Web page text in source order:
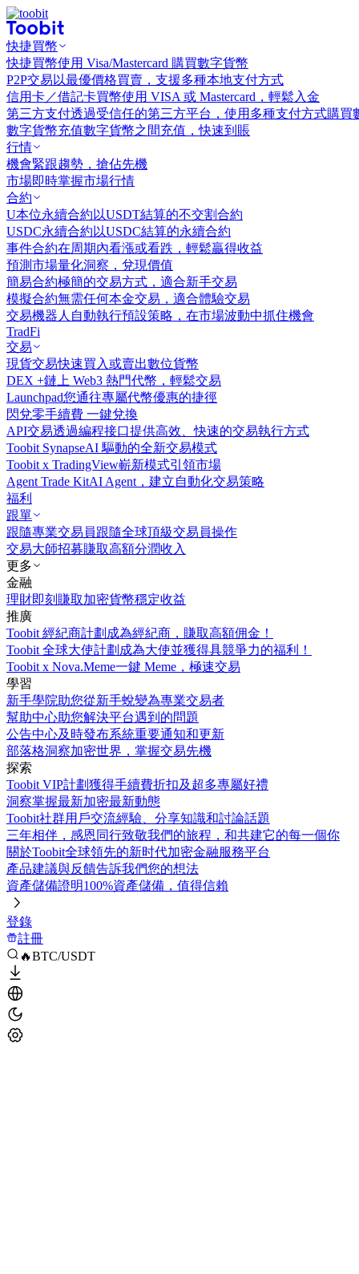
快捷買幣
快捷買幣使用 Visa/Mastercard 購買數字貨幣
P2P交易 以最優價格買賣，支援多種本地支付方式
信用卡／借記卡買幣使用 VISA 或 Mastercard，輕鬆入金
第三方支付透過受信任的第三方平台，使用多種支付方式購買
數字貨幣充值數字貨幣之間充值，快速到賬
行情
機會緊跟趨勢，搶佔先機
市場即時掌握市場行情
合約
U本位永續合約 以USDT結算的不交割合約
USDC永續合約 以USDC結算的永續合約
事件合約在周期內看漲或看跌，輕鬆贏得收益
預測市場量化洞察，兌現價值
簡易合約極簡的交易方式，適合新手交易
模擬合約無需任何本金交易，適合體驗交易
交易機器人 自動執行預設策略，在市場波動中抓住機會
TradFi
交易
現貨交易快速買入或賣出數位貨幣
DEX +鏈上 Web3 熱門代幣，輕鬆交易
Launchpad您通往專屬代幣優惠的捷徑
閃兌零手續費 一鍵兌換
API交易透過編程接口提供高效、快速的交易執行方式
Toobit SynapseAI 驅動的全新交易模式
Toobit x TradingView嶄新模式引領市場
Agent Trade KitAI Agent，建立自動化交易策略
福利
跟單
跟隨專業交易員跟隨全球頂級交易員操作
交易大師招募賺取高額分潤收入
更多
金融
理財即刻賺取加密貨幣穩定收益
推廣
Toobit 經紀商計劃 成為經紀商，賺取高額佣金！
Toobit 全球大使計劃 成為大使並獲得具競爭力的福利！
Toobit x Nova.Meme一鍵 Meme，極速交易
學習
新手學院助您從新手蛻變為專業交易者
幫助中心助您解決平台遇到的問題
公告中心及時發布系統重要通知和更新
部落格洞察加密世界，掌握交易先機
探索
Toobit VIP計劃獲得手續費折扣及超多專屬好禮
洞察掌握最新加密最新動態
Toobit社群用戶交流經驗、分享知識和討論話題
三年相伴，感恩同行致敬我們的旅程，和共建它的每一個你
關於Toobit全球領先的新时代加密金融服務平台
產品建議與反饋告訴我們您的想法
資產儲備證明100%資產儲備，值得信賴
登錄
註冊
🔥BTC/USDT